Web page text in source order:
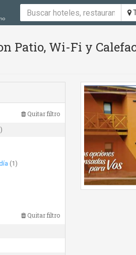
Patio, Wi-Fi y
Quitar filtro
(1)
Quitar filtro